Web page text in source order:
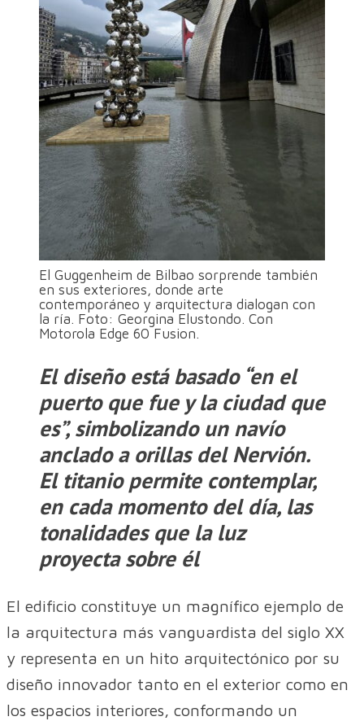
El Guggenheim de Bilbao sorprende también
en sus exteriores, donde arte
contemporáneo y arquitectura dialogan con
la ría. Foto: Georgina Elustondo. Con
Motorola Edge 60 Fusion.
El diseño está basado “en el
puerto que fue y la ciudad que
es”,simbolizando un navío
anclado a orillas del Nervión.
El titanio permite contemplar,
en cada momento del día, las
tonalidades que la luz
proyecta sobre él
El edificio constituye un magnífico ejemplo de
la arquitectura más vanguardista del siglo XX
y representa en un hito arquitectónico por su
diseño innovador tanto en el exterior como en
los espacios interiores, conformando un